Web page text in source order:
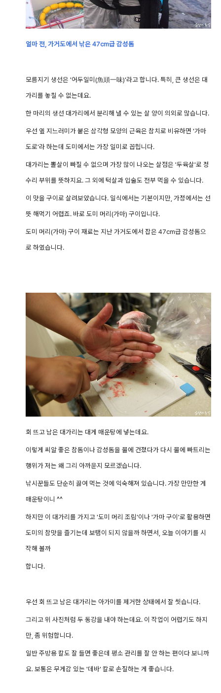
얼마 전, 가거도에서 낚은 47cm급 감성돔
모름지기 생선은 '어두일미(魚頭一味)'라고 합니다.특히, 큰 생선은 대
가리를 놓칠 수 없는데요.
한 마리의 생선 대가리에서 분리해 낼 수 있는 살 양이 의외로 많습니다.
우선 옆 지느러미가 붙은 삼각형 모양의 근육은 참치로 비유하면 '가마
도로'라 하는데 도미에서는 가장 일미로 꼽힙니다.
대가리는 뽈살이 빠질 수 없으며 가장 많이 나오는 살점은 '두육살'로 정
수리 부위를 뜻하지요. 그 외에 턱살과 입술도 전부 먹을 수 있습니다.
이 맛을 구이로 살려보았습니다. 일식에서는 기본이지만, 가정에서는 선
뜻 해먹기 어렵죠. 바로 도미 머리(가마) 구이입니다.
도미 머리(가마) 구이 재료는 지난 가거도에서 잡은 47cm급 감성돔으
로 하였습니다.
회 뜨고 남은 대가리는 대게 매운탕에 넣는데요.
이렇게 씨알 좋은 참돔이나 감성돔을 물에 건졌다가 다시 물에 빠트리는
행위가 저는 왜 그리 아까운지 모르겠습니다.
낚시꾼들도 단순히 끓여 먹는 것에 익숙해져 있습니다. 가장 만만한 게
매운탕이니 ^^
하지만 이 대가리를 가지고 '도미 머리 조림'이나 '가마 구이'로 활용하면
도미의 참맛을 즐기는데 보탬이 되지 않을까 하면서, 오늘 이야기를 시
작해 볼까
합니다.
우선 회 뜨고 남은 대가리는 아가미를 제거한 상태에서 잘 씻습니다.
그리고 위 사진처럼 두 동강을 내야 하는데요. 이 작업이 어렵기도 하지
만, 좀 위험합니다.
일반 주방용 칼도 잘 들면 좋은데 평소 관리를 잘 안 하는 편이다 보니까
요. 보통은 무게감 있는 '데바' 칼로 손질하는 게 좋습니다.